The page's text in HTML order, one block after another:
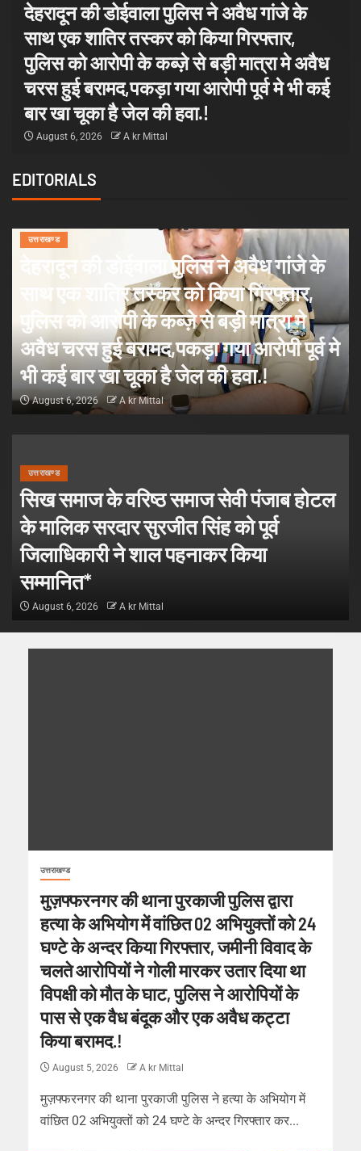
देहरादून की डोईवाला पुलिस ने अवैध गांजे के
साथ एक शातिर तस्कर को किया गिरफ्तार,
पुलिस को आरोपी के कब्ज़े से बड़ी मात्रा मे अवैध
चरस हुई बरामद,पकड़ा गया आरोपी पूर्व मे भी कई
बार खा चूका है जेल की हवा.!
August 6, 2026 A kr Mittal
EDITORIALS
उत्तराखण्ड
देहरादून की डोईवाला पुलिस ने अवैध गांजे के
साथ एक शातिर तस्कर को किया गिरफ्तार,
पुलिस को आरोपी के कब्ज़े से बड़ी मात्रा मे
अवैध चरस हुई बरामद,पकड़ा गया आरोपी पूर्व मे
भी कई बार खा चूका है जेल की हवा.!
August 6, 2026 A kr Mittal
उत्तराखण्ड
सिख समाज के वरिष्ठ समाज सेवी पंजाब होटल
के मालिक सरदार सुरजीत सिंह को पूर्व
जिलाधिकारी ने शाल पहनाकर किया
सम्मानित*
August 6, 2026 A kr Mittal
उत्तराखण्ड
मुज़फ्फरनगर की थाना पुरकाजी पुलिस द्वारा
हत्या के अभियोग में वांछित 02 अभियुक्तों को 24
घण्टे के अन्दर किया गिरफ्तार, जमीनी विवाद के
चलते आरोपियों ने गोली मारकर उतार दिया था
विपक्षी को मौत के घाट, पुलिस ने आरोपियों के
पास से एक वैध बंदूक और एक अवैध कट्टा
किया बरामद.!
August 5, 2026 A kr Mittal
मुज़फ्फरनगर की थाना पुरकाजी पुलिस ने हत्या के अभियोग में
वांछित 02 अभियुक्तों को 24 घण्टे के अन्दर गिरफ्तार कर...